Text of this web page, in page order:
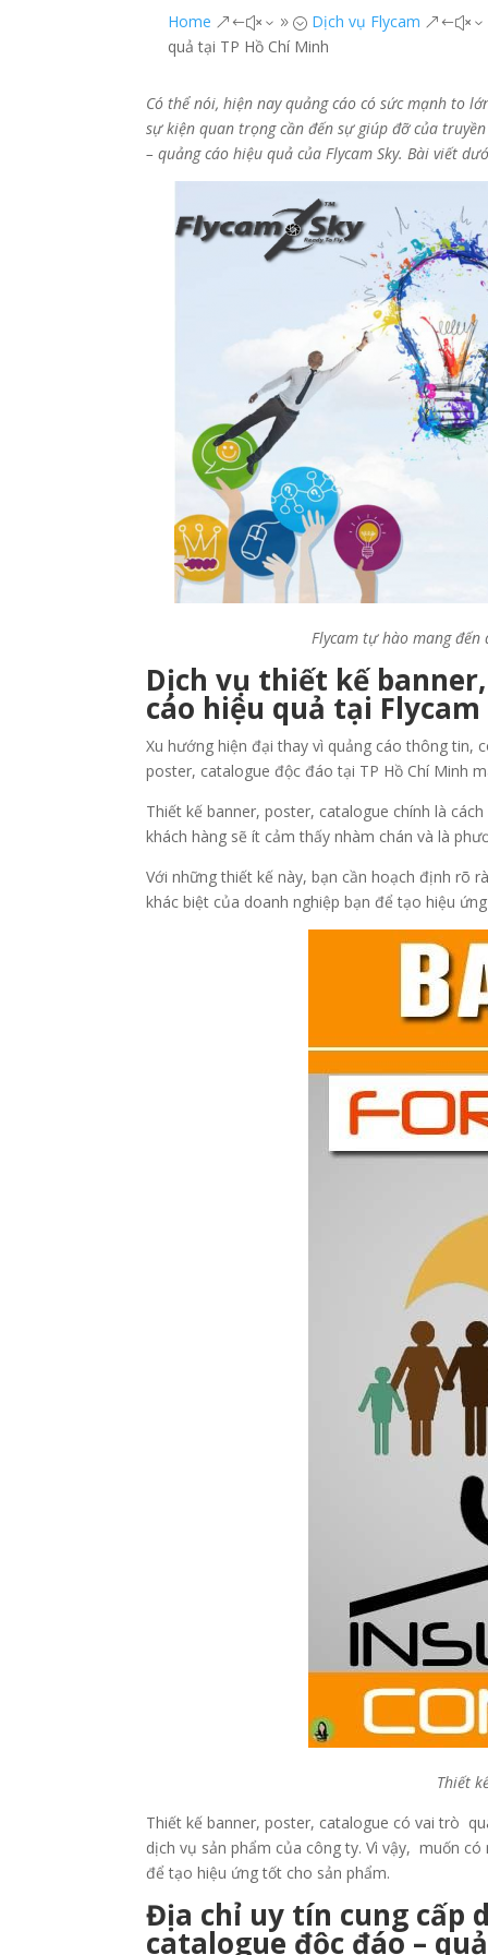
Home &#x39; Dịch vụ Flycam
quả tại TP Hồ Chí Minh
Có thể nói, hiện nay quảng cáo có sức mạnh to
sự kiện quan trọng cần đến sự giúp đỡ của
– quảng cáo hiệu quả của Flycam Sky. Bài viết
Flycam tự hào mang
Dịch vụ thiết kế
cáo hiệu quả tại
Xu hướng hiện đại thay vì quảng cáo thông tin,
poster, catalogue độc đáo tại TP Hồ Chí Minh
Thiết kế banner, poster, catalogue chính là
khách hàng sẽ ít cảm thấy nhàm chán và là
Với những thiết kế này, bạn cần hoạch định rõ
khác biệt của doanh nghiệp bạn để tạo hiệu
Thiết
Thiết kế banner, poster, catalogue có vai trò
dịch vụ sản phẩm của công ty. Vì vậy, muốn
để tạo hiệu ứng tốt cho sản phẩm.
Địa chỉ uy tín cung cấp
catalogue độc đáo –